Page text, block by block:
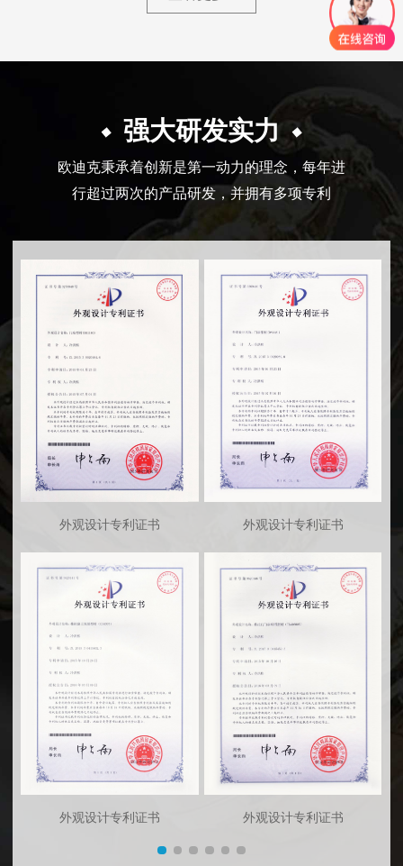
强大研发实力
欧迪克秉承着创新是第一动力的理念，每年进
行超过两次的产品研发，并拥有多项专利
外观设计专利证书 外观设计专利证书
外观设计专利证书 外观设计专利证书